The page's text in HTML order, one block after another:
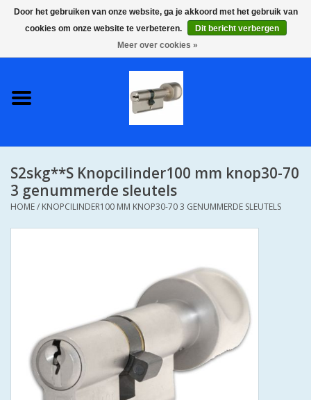
0 Artikelen - €0,00
S2 COMPLETE VEILIGE
SKG**
IEDERE GEWENSTE MAAT MET
S2 CILINDERSLOTEN IN IEDERE
GEWENSTE MAAT MET
KEERSLEUTEL
(GAATJES)VEILIGE
GENUMMERDE SLEUTELS
SKG**
S2skg**S Knopcilinder100 mm knop30-70
3 genummerde sleutels
HOME/ KNOPCILINDER100 MM KNOP30-70 3 GENUMMERDE SLEUTELS
Door het gebruiken van onze website, ga je akkoord met het gebruik van
cookies om onze website te verbeteren.
Dit bericht verbergen
Meer over cookies »